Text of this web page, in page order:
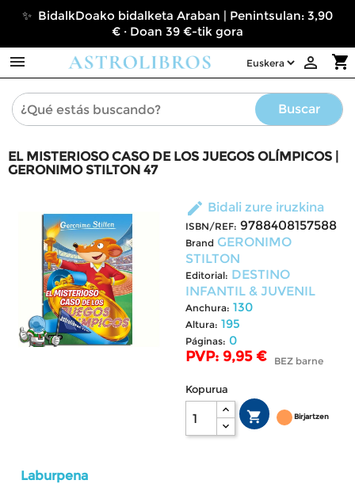
✨ BidalkDoako bidalketa Araban | Penintsulan: 3,90
€ · Doan 39 €-tik gora
 shopping_cart

Buscar
EL MISTERIOSO CASO DE LOS JUEGOS OLÍMPICOS |
GERONIMO STILTON 47
edit Bidali zure iruzkina
ISBN/REF: 9788408157588
Brand GERONIMO
STILTON
Editorial: DESTINO
INFANTIL & JUVENIL
Anchura: 130
Altura: 195
Páginas: 0
PVP: 9,95 € BEZ barne
Kopurua
 Birjartzen
Laburpena